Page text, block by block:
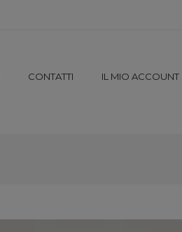
CONTATTI IL MIO ACCOUNT